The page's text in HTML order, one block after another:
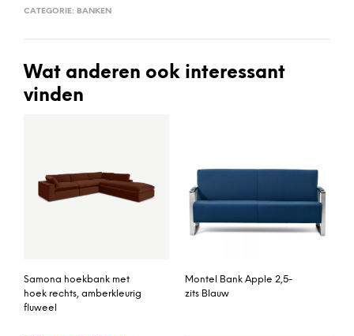
CATEGORIE: BANKEN
Wat anderen ook interessant
vinden
Samona hoekbank met
hoek rechts, amberkleurig
fluweel
Montel Bank Apple 2,5-
zits Blauw